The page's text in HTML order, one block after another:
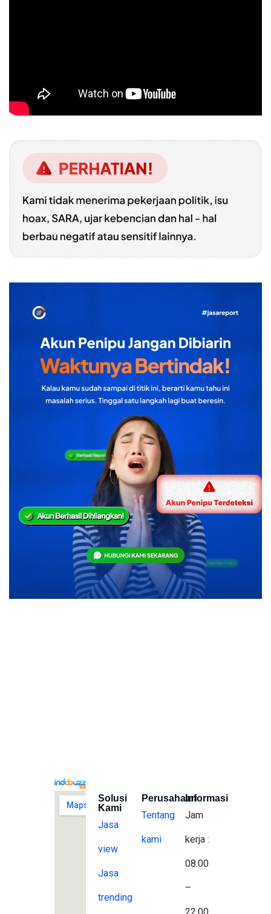
Solusi
Kami
Jasa
view
Jasa
trending
Perusahaan
Tentang
kami
Informasi
Jam
kerja :
08.00
–